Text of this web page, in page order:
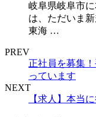
岐阜県岐阜市
は、ただいま
東海 …
PREV
正社員を募集
っています
NEXT
【求人】本当